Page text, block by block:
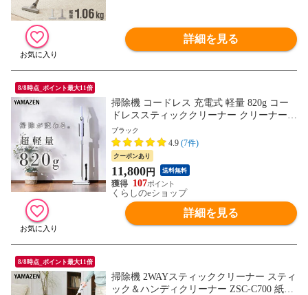
詳細を見る
8/8時点_ポイント最大11倍
掃除機 コードレス 充電式 軽量 820g コー
ドレススティッククリーナー クリーナー
スティック ハンディ スタンド付 ES-SL45
コードレスクリーナー コードレス掃除機
ハンディクリーナー 山善 YAMAZEN 【送
料無料】
ブラック
4.9 (7件)
クーポンあり
11,800円 送料無料
107
くらしのeショップ
詳細を見る
8/8時点_ポイント最大11倍
掃除機 2WAYスティッククリーナー スティ
ック＆ハンディクリーナー ZSC-C700 紙パ